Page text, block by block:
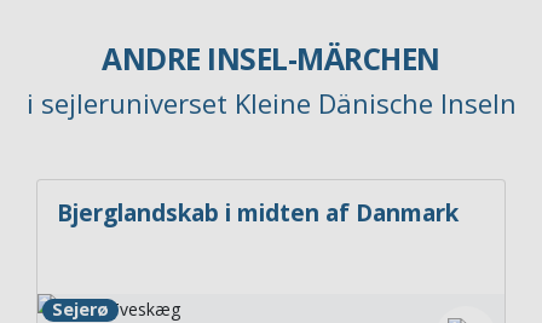
ANDRE INSEL-MÄRCHEN
i sejleruniverset Kleine Dänische Inseln
Bjerglandskab i midten af Danmark
Sejerø